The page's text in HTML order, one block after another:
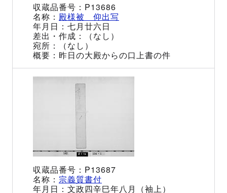
P13686
殿様被 仰出写
七月廿六日
（なし）
（なし）
昨日の大殿からの口上書の件
P13687
宗義質書付
文政四辛巳年八月（袖上）